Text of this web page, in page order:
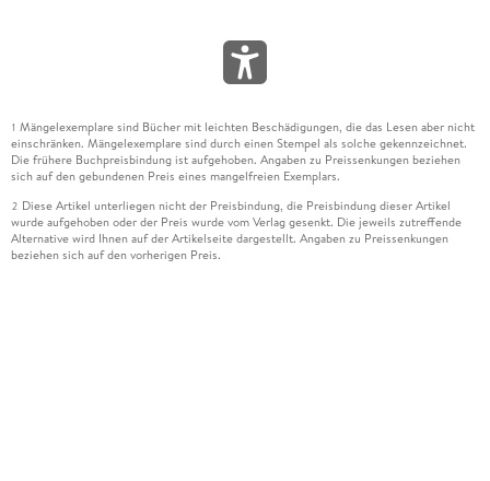
1 Mängelexemplare sind Bücher mit leichten Beschädigungen, die das Lesen aber nicht
einschränken. Mängelexemplare sind durch einen Stempel als solche gekennzeichnet.
Die frühere Buchpreisbindung ist aufgehoben. Angaben zu Preissenkungen beziehen
sich auf den gebundenen Preis eines mangelfreien Exemplars.
2 Diese Artikel unterliegen nicht der Preisbindung, die Preisbindung dieser Artikel
wurde aufgehoben oder der Preis wurde vom Verlag gesenkt. Die jeweils zutreffende
Alternative wird Ihnen auf der Artikelseite dargestellt. Angaben zu Preissenkungen
beziehen sich auf den vorherigen Preis.